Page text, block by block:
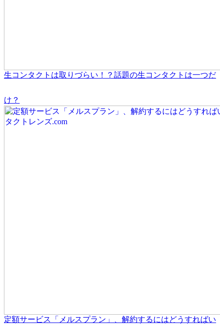
生コンタクトは取りづらい！？話題の生コンタクトは一つだ
け？
定額サービス「メルスプラン」、解約するにはどうすればい